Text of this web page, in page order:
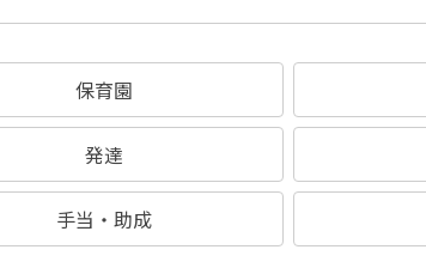
保育園
発達
手当・助成